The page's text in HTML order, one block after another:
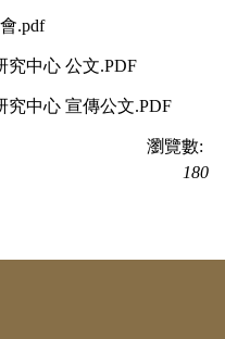
.pdf
究中心 公文.PDF
究中心 宣傳公文.PDF
瀏覽數:
180